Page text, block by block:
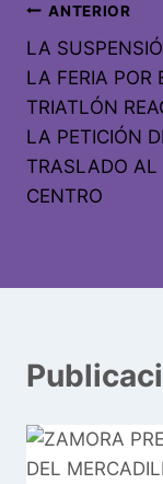
ANTERIOR
LA
LA FERIA POR
TRIATLÓN
LA PETICIÓN
TRASLADO AL
CENTRO